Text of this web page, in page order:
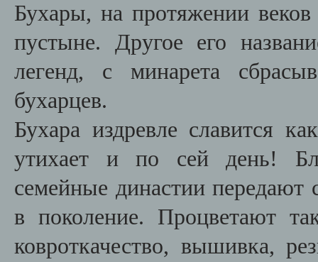
Бухары, на протяжении
пустыне. Другое его
легенд, с минарета
бухарцев.
Бухара издревле славится
утихает и по сей день!
семейные династии передают
в поколение. Процветают
ковроткачество, вышивка,